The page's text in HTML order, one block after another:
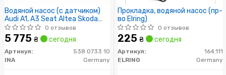
Водяной насос (с датчиком)
Audi A1, A3 Seat Altea Skoda
Fabia, Octavia VW Polo, Golf VI,
Caddy III
1.2Tdi/1.4Tfsi/1.6Tdi/2.0Tdi
05.09-
0 отзывов
5 775 ₴ сегодня
Артикул:
538 0733 10
INA
Germany
Прокладка, водяной насос (пр-
во Elring)
0 отзывов
225 ₴ сегодня
Артикул:
164.111
ELRING
Germany